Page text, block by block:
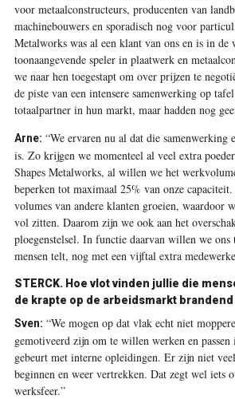
voor metaalconstructeurs, producenten van
machinebouwers en sporadisch nog voor
Metalworks was al een klant van ons en is in de
toonaangevende speler in plaatwerk en
we naar hen toegestapt om over prijzen te
de piste van een intensere samenwerking op
totaalpartner in hun markt, maar hadden nog
Arne: “We ervaren nu al dat die samenwerking
is. Zo krijgen we momenteel al veel extra
Shapes Metalworks, al willen we het
beperken tot maximaal 25% van onze
volumes van andere klanten groeien, waardoor
vol zitten. Daarom zijn we ook aan het
ploegenstelsel. In functie daarvan willen we ons
mensen telt, nog met een vijftal extra
STERCK. Hoe vlot vinden jullie die
de krapte op de arbeidsmarkt
Sven: “We mogen op dat vlak echt niet
gemotiveerd zijn om te willen werken en passen
gebeurt met interne opleidingen. Er zijn niet
beginnen en weer vertrekken. Dat zegt wel iets
werksfeer.”